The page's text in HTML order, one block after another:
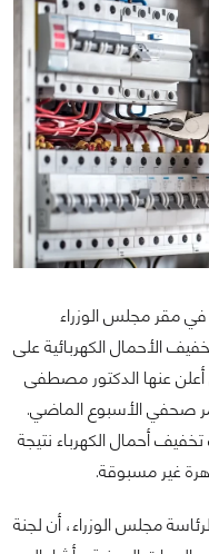
في مقر مجلس الوزراء
الأحمال الكهربائية على
أعلن عنها الدكتور مصطفى
صحفي الأسبوع الماضي.
أحمال الكهرباء نتيجة
غير مسبوقة.
مجلس الوزراء، أن لجنة